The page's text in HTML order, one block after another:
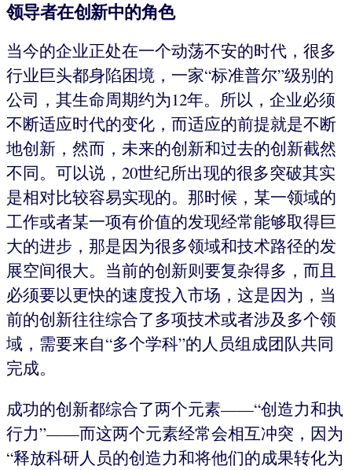
领导者在创新中的角色
当今的企业正处在一个动荡不安的时代，很多
行业巨头都身陷困境，一家“标准普尔”级别的
公司，其生命周期约为12年。所以，企业必须
不断适应时代的变化，而适应的前提就是不断
地创新，然而，未来的创新和过去的创新截然
不同。可以说，20世纪所出现的很多突破其实
是相对比较容易实现的。那时候，某一领域的
工作或者某一项有价值的发现经常能够取得巨
大的进步，那是因为很多领域和技术路径的发
展空间很大。当前的创新则要复杂得多，而且
必须要以更快的速度投入市场，这是因为，当
前的创新往往综合了多项技术或者涉及多个领
域，需要来自“多个学科”的人员组成团队共同
完成。
成功的创新都综合了两个元素——“创造力和执
行力”——而这两个元素经常会相互冲突，因为
“释放科研人员的创造力和将他们的成果转化为